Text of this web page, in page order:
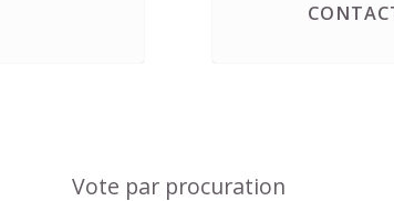
Vote par procuration